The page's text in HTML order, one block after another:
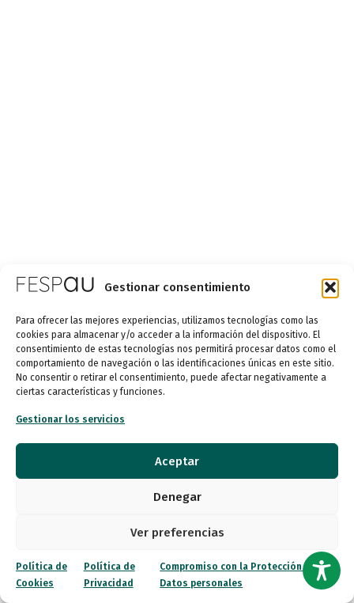
Gestionar consentimiento
Para ofrecer las mejores experiencias, utilizamos tecnologías como las
cookies para almacenar y/o acceder a la información del dispositivo. El
consentimiento de estas tecnologías nos permitirá procesar datos como el
comportamiento de navegación o las identificaciones únicas en este sitio.
No consentir o retirar el consentimiento, puede afectar negativamente a
ciertas características y funciones.
Gestionar los servicios
Aceptar
Denegar
Ver preferencias
Política de
Cookies
Política de
Privacidad
Compromiso con la Protección de
Datos personales